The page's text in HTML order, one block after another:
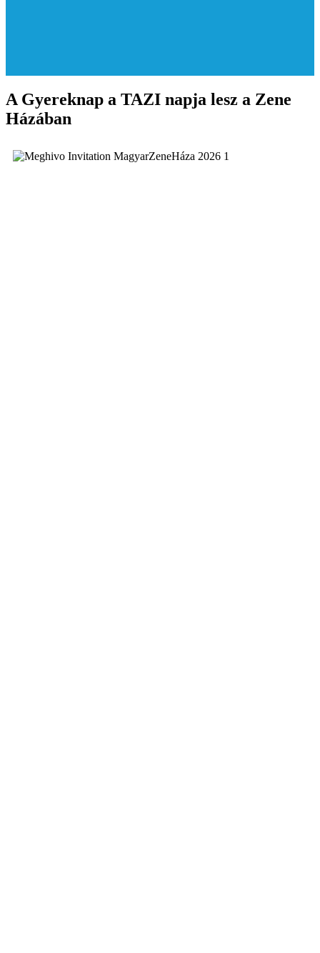
A Gyereknap a TAZI napja lesz a Zene
Házában